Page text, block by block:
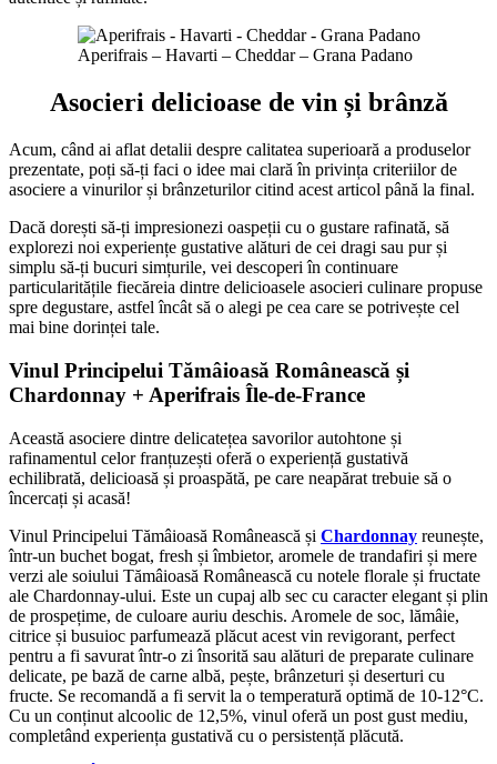
Aperifrais – Havarti – Cheddar – Grana Padano
Asocieri delicioase de vin și brânză
Acum, când ai aflat detalii despre calitatea superioară a produselor
prezentate, poți să-ți faci o idee mai clară în privința criteriilor de
asociere a vinurilor și brânzeturilor citind acest articol până la final.
Dacă dorești să-ți impresionezi oaspeții cu o gustare rafinată, să
explorezi noi experiențe gustative alături de cei dragi sau pur și
simplu să-ți bucuri simțurile, vei descoperi în continuare
particularitățile fiecăreia dintre delicioasele asocieri culinare propuse
spre degustare, astfel încât să o alegi pe cea care se potrivește cel
mai bine dorinței tale.
Vinul Principelui Tămâioasă Românească și
Chardonnay + Aperifrais Île-de-France
Această asociere dintre delicatețea savorilor autohtone și
rafinamentul celor franțuzești oferă o experiență gustativă
echilibrată, delicioasă și proaspătă, pe care neapărat trebuie să o
încercați și acasă!
Vinul Principelui Tămâioasă Românească și Chardonnay reunește,
într-un buchet bogat, fresh și îmbietor, aromele de trandafiri și mere
verzi ale soiului Tămâioasă Românească cu notele florale și fructate
ale Chardonnay-ului. Este un cupaj alb sec cu caracter elegant și plin
de prospețime, de culoare auriu deschis. Aromele de soc, lămâie,
citrice și busuioc parfumează plăcut acest vin revigorant, perfect
pentru a fi savurat într-o zi însorită sau alături de preparate culinare
delicate, pe bază de carne albă, pește, brânzeturi și deserturi cu
fructe. Se recomandă a fi servit la o temperatură optimă de 10-12°C.
Cu un conținut alcoolic de 12,5%, vinul oferă un post gust mediu,
completând experiența gustativă cu o persistență plăcută.